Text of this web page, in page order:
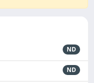
ND
ND